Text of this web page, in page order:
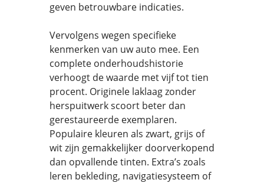
geven betrouwbare indicaties.
Vervolgens wegen specifieke
kenmerken van uw auto mee. Een
complete onderhoudshistorie
verhoogt de waarde met vijf tot tien
procent. Originele laklaag zonder
herspuitwerk scoort beter dan
gerestaureerde exemplaren.
Populaire kleuren als zwart, grijs of
wit zijn gemakkelijker doorverkopend
dan opvallende tinten. Extra’s zoals
leren bekleding, navigatiesysteem of